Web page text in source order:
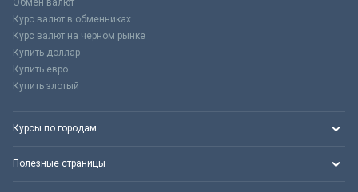
Обмен валют
Курс валют в обменниках
Курс валют на черном рынке
Купить доллар
Купить евро
Купить злотый
Курсы по городам
Полезные страницы